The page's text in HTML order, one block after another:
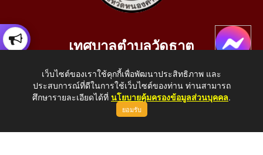
เทศบาลตำบลวัดธาตุ
อ.เมือง จ.หนองคาย 43000
โทรศัพท์: 042-414758 โทรสาร: 042-414759
E-Mail: saraban_05430110@dla.go.th
เว็บไซต์ของเราใช้คุกกี้เพื่อพัฒนาประสิทธิภาพ และ
ประสบการณ์ที่ดีในการใช้เว็บไซต์ของท่าน ท่านสามารถ
ศึกษารายละเอียดได้ที่ นโยบายคุ้มครองข้อมูลส่วนบุคคล.
ยอมรับ